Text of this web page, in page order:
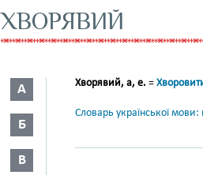
ХВОРЯВИЙ
А
Б
В
Хворявий, а, е. =
Словарь української